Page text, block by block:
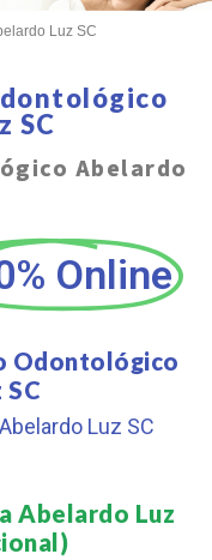
Luz SC
SC
Abelardo
Online
Odontológico
Luz SC
Abelardo Luz